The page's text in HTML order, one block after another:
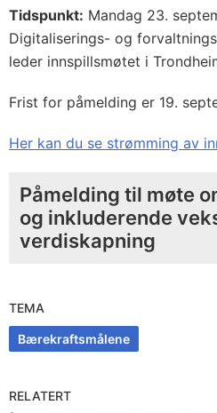
Tidspunkt: Mandag 23.
Digitaliserings- og
leder innspillsmøtet i
Frist for påmelding er 19.
Her kan du se strømming av
Påmelding til møte
og inkluderende
verdiskapning
TEMA
Bærekraftsmålene
RELATERT